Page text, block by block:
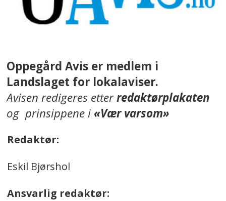
Oppegård Avis er medlem i
Landslaget for lokalaviser.
Avisen redigeres etterredaktørplakaten
og prinsippene i«Vær varsom»
Redaktør:
Eskil Bjørshol
Ansvarlig redaktør: